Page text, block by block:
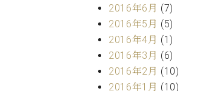
2016年6月 (7)
2016年5月 (5)
2016年4月 (1)
2016年3月 (6)
2016年2月 (10)
2016年1月 (10)